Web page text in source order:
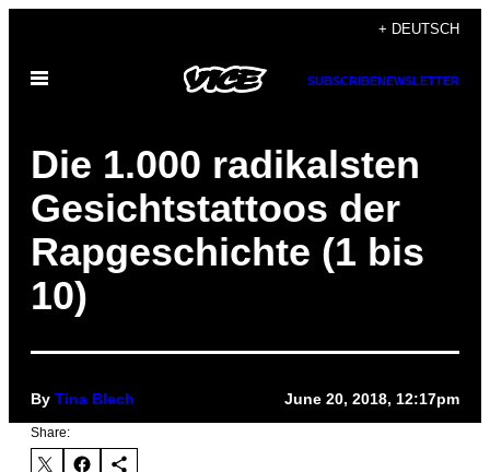
content
+ DEUTSCH
Open
SUBSCRIBENEWSLETTER
Die 1.000 radikalsten
Gesichtstattoos der
Rapgeschichte (1 bis
10)
By Tina Blech June 20, 2018, 12:17pm
Share: